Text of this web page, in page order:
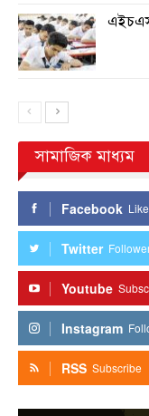
সামাজিক মাধ্যম
Facebook
Twitter
Youtube
Instagram
RSS Subscribe